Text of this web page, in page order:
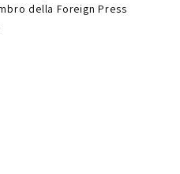
della Foreign Press